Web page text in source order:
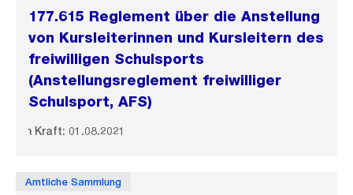
177.615 Reglement über die Anstellung
von Kursleiterinnen und Kursleitern des
freiwilligen Schulsports
(Anstellungsreglement freiwilliger
Schulsport, AFS)
In Kraft: 01.08.2021
Amtliche Sammlung